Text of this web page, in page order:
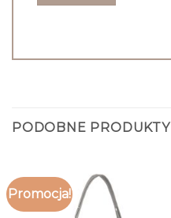
PODOBNE PRODUKTY
Promocja!